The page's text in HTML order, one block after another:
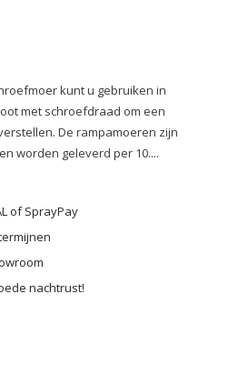
kunt u gebruiken in
met schroefdraad om een
De rampamoeren zijn
worden geleverd per 10....
of SprayPay
nachtrust!